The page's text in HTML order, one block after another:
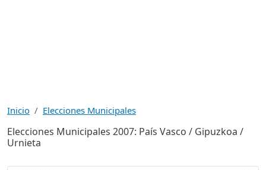
Inicio Elecciones Municipales
Elecciones Municipales 2007: País Vasco / Gipuzkoa /
Urnieta